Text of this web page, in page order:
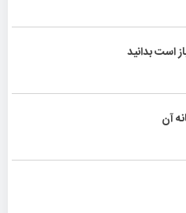
است بدانید